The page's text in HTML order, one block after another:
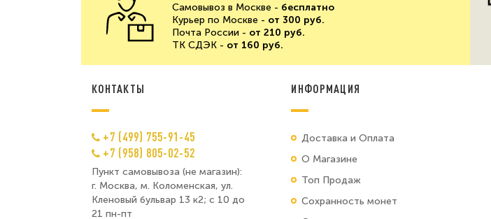
Самовывоз в Москве - бесплатно
Курьер по Москве - от 300 руб.
Почта России - от 210 руб.
ТК СДЭК - от 160 руб.
КОНТАКТЫ
+7 (499) 755-91-45
+7 (958) 805-02-52
Пункт самовывоза (не магазин):
г. Москва, м. Коломенская, ул.
Кленовый бульвар 13 к2; с 10 до
21 пн-пт
ИНФОРМАЦИЯ
Доставка и Оплата
О Магазине
Топ Продаж
Сохранность монет